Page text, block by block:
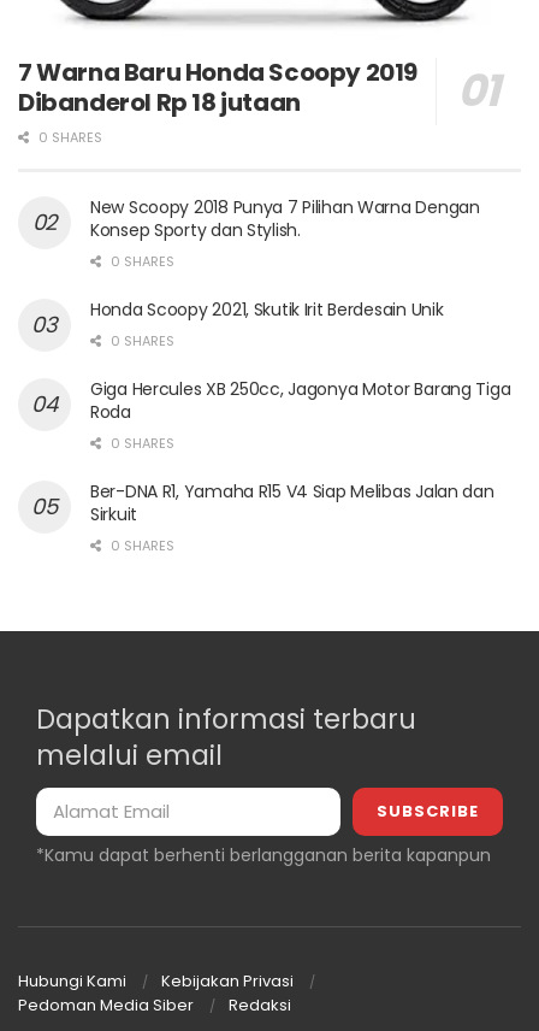
7 Warna Baru Honda Scoopy 2019
Dibanderol Rp 18 jutaan
0 SHARES
New Scoopy 2018 Punya 7 Pilihan Warna Dengan
Konsep Sporty dan Stylish.
0 SHARES
Honda Scoopy 2021, Skutik Irit Berdesain Unik
0 SHARES
Giga Hercules XB 250cc, Jagonya Motor Barang Tiga
Roda
0 SHARES
Ber-DNA R1, Yamaha R15 V4 Siap Melibas Jalan dan
Sirkuit
0 SHARES
Dapatkan informasi terbaru
melalui email
*Kamu dapat berhenti berlangganan berita kapanpun
Hubungi Kami
Kebijakan Privasi
Pedoman Media Siber
Redaksi